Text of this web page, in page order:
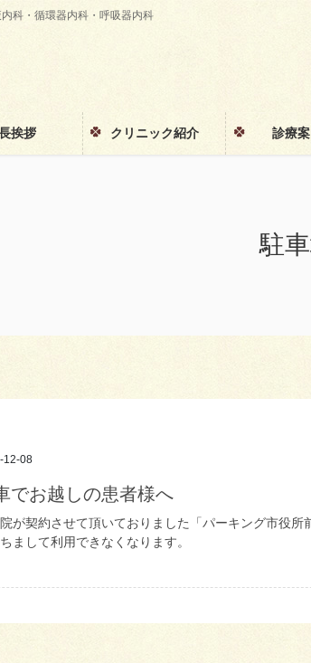
科・循環器内科・呼吸器内科
挨拶 クリニック紹介 診療
駐
12-08
でお越しの患者様へ
が契約させて頂いておりました「パーキング市役所
まして利用できなくなります。